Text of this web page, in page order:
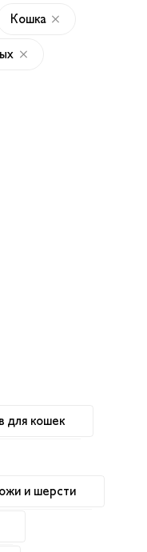
Кошка
для кошек
и шерсти